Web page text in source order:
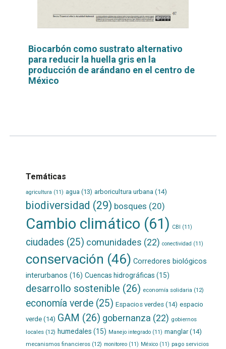
Biocarbón como sustrato alternativo
para reducir la huella gris en la
producción de arándano en el centro de
México
Temáticas
agricultura (11) agua (13) arboricultura urbana(14)
biodiversidad (29) bosques (20)
Cambio climático (61) CBI (11)
ciudades (25) comunidades (22) conectividad (11)
conservación (46) Corredores biológicos
interurbanos (16) Cuencas hidrográficas (15)
desarrollo sostenible (26) economía solidaria (12)
economía verde(25) Espacios verdes(14) espacio
verde(14) GAM (26) gobernanza (22) gobiernos
locales(12) humedales (15) Manejo integrado(11) manglar(14)
mecanismos financieros(12) monitoreo(11) México(11) pago servicios